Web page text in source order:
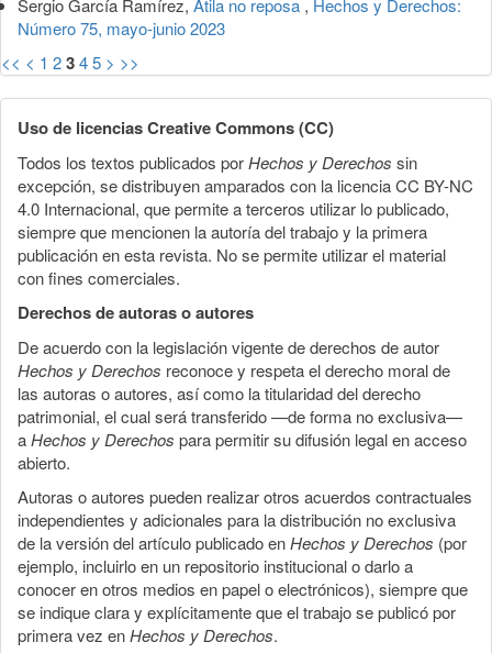
Sergio García Ramírez, Atila no reposa , Hechos y Derechos:
Número 75, mayo-junio 2023
<< < 1 2345 > >>
Uso de licencias Creative Commons (CC)
Todos los textos publicados porHechos y Derechos sin
excepción, se distribuyen amparados con la licencia CC BY-NC
4.0 Internacional, que permite a terceros utilizar lo publicado,
siempre que mencionen la autoría del trabajo y la primera
publicación en esta revista. No se permite utilizar el material
con fines comerciales.
Derechos de autoras o autores
De acuerdo con la legislación vigente de derechos de autor
Hechos y Derechos reconoce y respeta el derecho moral de
las autoras o autores, así como la titularidad del derecho
patrimonial, el cual será transferido —de forma no exclusiva—
aHechos y Derechos para permitir su difusión legal en acceso
abierto.
Autoras o autores pueden realizar otros acuerdos contractuales
independientes y adicionales para la distribución no exclusiva
de la versión del artículo publicado enHechos y Derechos (por
ejemplo, incluirlo en un repositorio institucional o darlo a
conocer en otros medios en papel o electrónicos), siempre que
se indique clara y explícitamente que el trabajo se publicó por
primera vez enHechos y Derechos.